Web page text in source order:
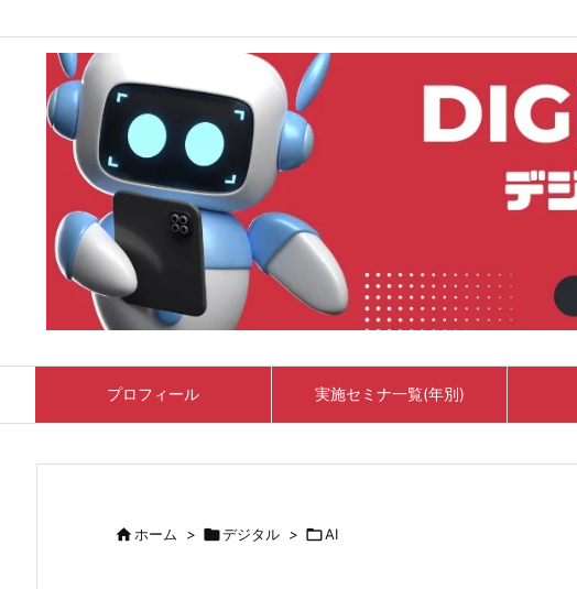
プロフィール 実施セミナ一覧(年別)
ホーム > デジタル > AI